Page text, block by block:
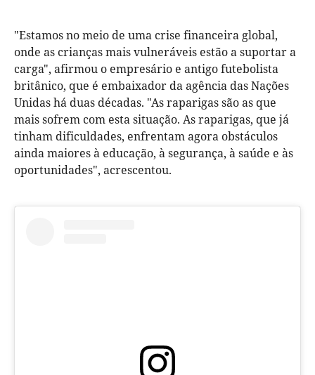
"Estamos no meio de uma crise financeira global,
onde as crianças mais vulneráveis estão a suportar a
carga", afirmou o empresário e antigo futebolista
britânico, que é embaixador da agência das Nações
Unidas há duas décadas. "As raparigas são as que
mais sofrem com esta situação. As raparigas, que já
tinham dificuldades, enfrentam agora obstáculos
ainda maiores à educação, à segurança, à saúde e às
oportunidades", acrescentou.